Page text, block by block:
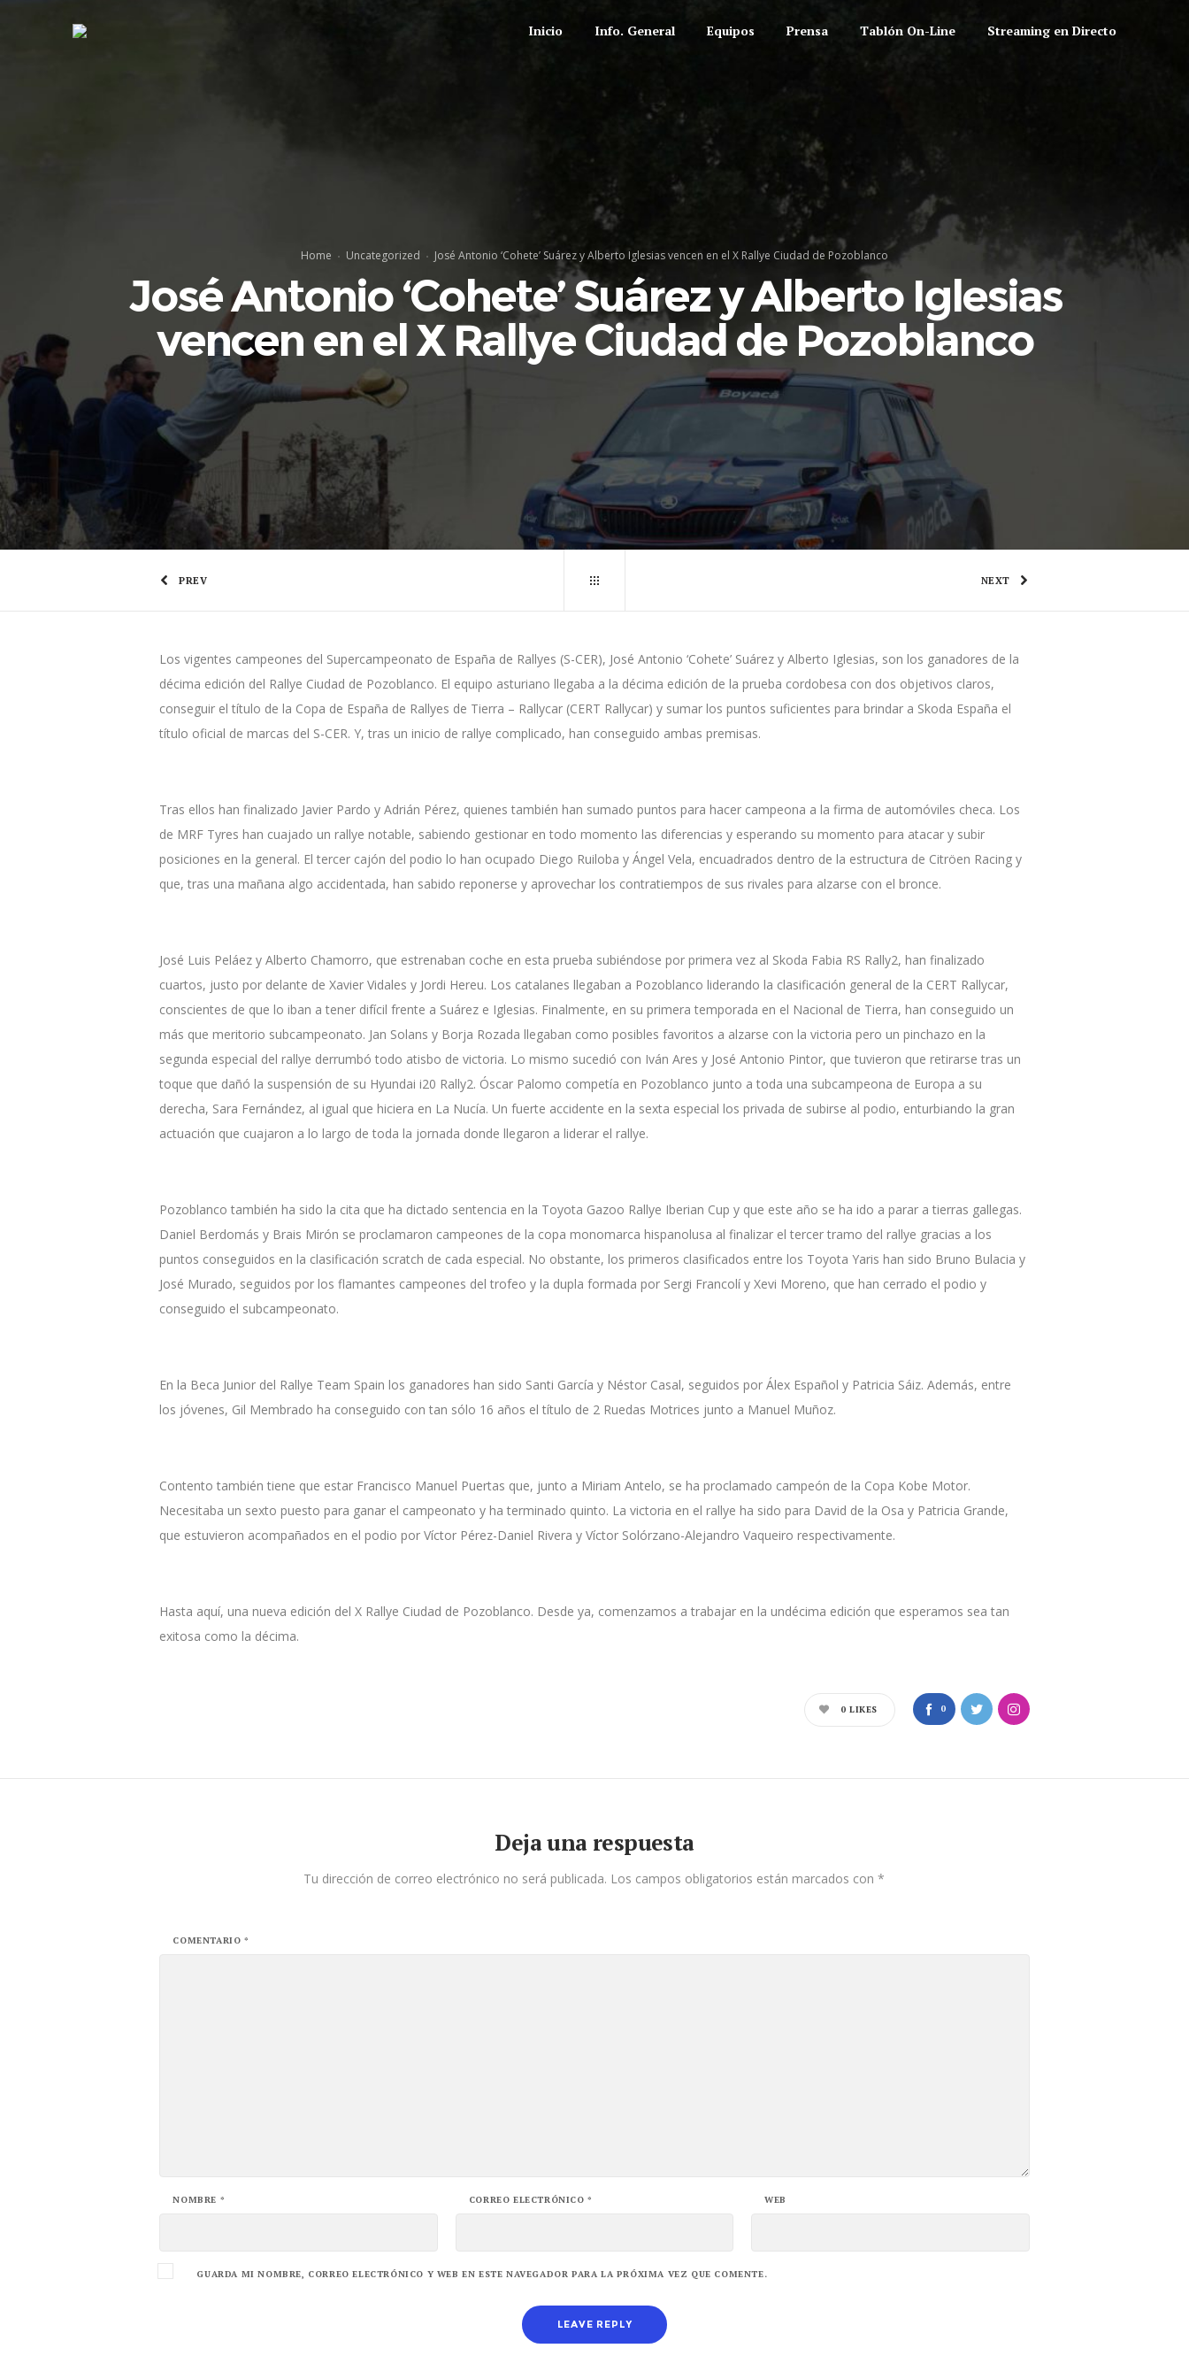
Inicio Info. General Equipos Prensa Tablón On-Line Streaming en Directo
Home Uncategorized José Antonio ‘Cohete’ Suárez y Alberto Iglesias vencen en el X Rallye Ciudad de Pozoblanco
José Antonio ‘Cohete’ Suárez y Alberto Iglesias
vencen en el X Rallye Ciudad de Pozoblanco
PREV NEXT
Los vigentes campeones del Supercampeonato de España de Rallyes (S-CER), José Antonio ‘Cohete’ Suárez y Alberto Iglesias, son los ganadores de la
décima edición del Rallye Ciudad de Pozoblanco. El equipo asturiano llegaba a la décima edición de la prueba cordobesa con dos objetivos claros,
conseguir el título de la Copa de España de Rallyes de Tierra – Rallycar (CERT Rallycar) y sumar los puntos suficientes para brindar a Skoda España el
título oficial de marcas del S-CER. Y, tras un inicio de rallye complicado, han conseguido ambas premisas.
Tras ellos han finalizado Javier Pardo y Adrián Pérez, quienes también han sumado puntos para hacer campeona a la firma de automóviles checa. Los
de MRF Tyres han cuajado un rallye notable, sabiendo gestionar en todo momento las diferencias y esperando su momento para atacar y subir
posiciones en la general. El tercer cajón del podio lo han ocupado Diego Ruiloba y Ángel Vela, encuadrados dentro de la estructura de Citröen Racing y
que, tras una mañana algo accidentada, han sabido reponerse y aprovechar los contratiempos de sus rivales para alzarse con el bronce.
José Luis Peláez y Alberto Chamorro, que estrenaban coche en esta prueba subiéndose por primera vez al Skoda Fabia RS Rally2, han finalizado
cuartos, justo por delante de Xavier Vidales y Jordi Hereu. Los catalanes llegaban a Pozoblanco liderando la clasificación general de la CERT Rallycar,
conscientes de que lo iban a tener difícil frente a Suárez e Iglesias. Finalmente, en su primera temporada en el Nacional de Tierra, han conseguido un
más que meritorio subcampeonato. Jan Solans y Borja Rozada llegaban como posibles favoritos a alzarse con la victoria pero un pinchazo en la
segunda especial del rallye derrumbó todo atisbo de victoria. Lo mismo sucedió con Iván Ares y José Antonio Pintor, que tuvieron que retirarse tras un
toque que dañó la suspensión de su Hyundai i20 Rally2. Óscar Palomo competía en Pozoblanco junto a toda una subcampeona de Europa a su
derecha, Sara Fernández, al igual que hiciera en La Nucía. Un fuerte accidente en la sexta especial los privada de subirse al podio, enturbiando la gran
actuación que cuajaron a lo largo de toda la jornada donde llegaron a liderar el rallye.
Pozoblanco también ha sido la cita que ha dictado sentencia en la Toyota Gazoo Rallye Iberian Cup y que este año se ha ido a parar a tierras gallegas.
Daniel Berdomás y Brais Mirón se proclamaron campeones de la copa monomarca hispanolusa al finalizar el tercer tramo del rallye gracias a los
puntos conseguidos en la clasificación scratch de cada especial. No obstante, los primeros clasificados entre los Toyota Yaris han sido Bruno Bulacia y
José Murado, seguidos por los flamantes campeones del trofeo y la dupla formada por Sergi Francolí y Xevi Moreno, que han cerrado el podio y
conseguido el subcampeonato.
En la Beca Junior del Rallye Team Spain los ganadores han sido Santi García y Néstor Casal, seguidos por Álex Español y Patricia Sáiz. Además, entre
los jóvenes, Gil Membrado ha conseguido con tan sólo 16 años el título de 2 Ruedas Motrices junto a Manuel Muñoz.
Contento también tiene que estar Francisco Manuel Puertas que, junto a Miriam Antelo, se ha proclamado campeón de la Copa Kobe Motor.
Necesitaba un sexto puesto para ganar el campeonato y ha terminado quinto. La victoria en el rallye ha sido para David de la Osa y Patricia Grande,
que estuvieron acompañados en el podio por Víctor Pérez-Daniel Rivera y Víctor Solórzano-Alejandro Vaqueiro respectivamente.
Hasta aquí, una nueva edición del X Rallye Ciudad de Pozoblanco. Desde ya, comenzamos a trabajar en la undécima edición que esperamos sea tan
exitosa como la décima.
0
0 LIKES
Deja una respuesta
Tu dirección de correo electrónico no será publicada. Los campos obligatorios están marcados con*
COMENTARIO *
NOMBRE * CORREO ELECTRÓNICO* WEB
GUARDA MI NOMBRE, CORREO ELECTRÓNICO Y WEB EN ESTE NAVEGADOR PARA LA PRÓXIMA VEZ QUE COMENTE.